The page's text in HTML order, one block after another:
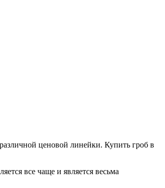
ценовой линейки. Купить гроб в
все чаще и является весьма